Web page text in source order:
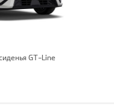
GT-Line